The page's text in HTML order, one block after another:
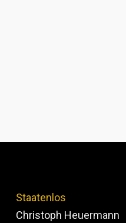
Staatenlos
Christoph Heuermann